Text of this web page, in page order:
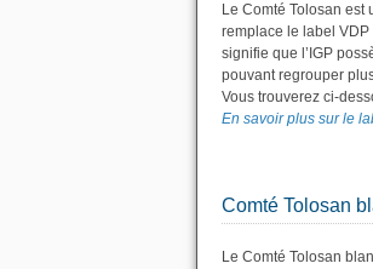
Le Comté Tolosan
remplace le label
signifie que l’IGP
pouvant regrouper
Vous trouverez ci-
En savoir plus sur le
Comté Tolosan
Le Comté Tolosan